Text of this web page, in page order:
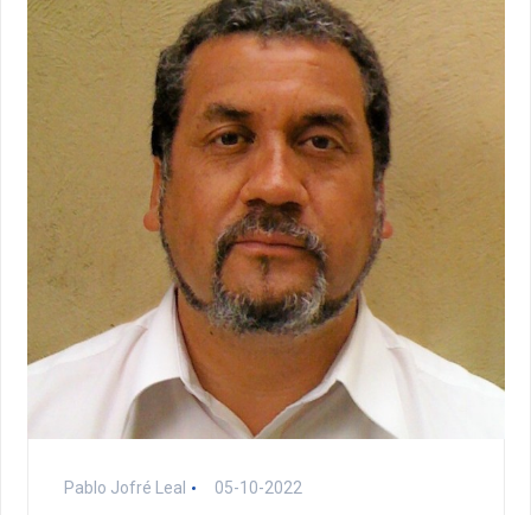
Pablo Jofré Leal 05-10-2022